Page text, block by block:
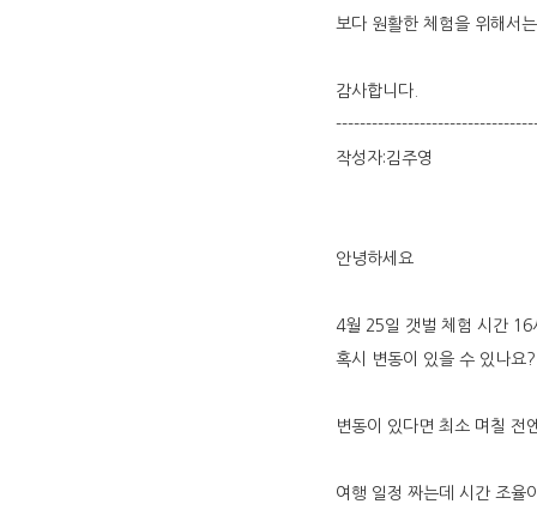
보다 원활한 체험을 위해서
감사합니다.
작성자:김주영
안녕하세요
4월 25일 갯벌 체험 시간 16
혹시 변동이 있을 수 있나요?
변동이 있다면 최소 며칠 전
여행 일정 짜는데 시간 조율